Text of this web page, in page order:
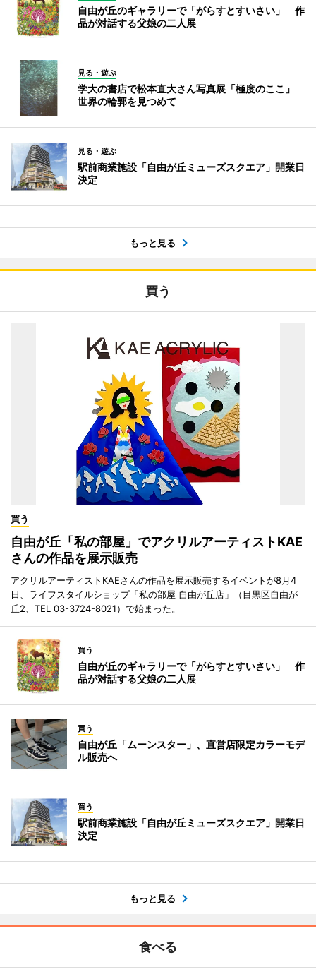
自由が丘のギャラリーで「がらすとすいさい」 作
品が対話する父娘の二人展
見る・遊ぶ
学大の書店で松本直大さん写真展「極度のここ」
世界の輪郭を見つめて
見る・遊ぶ
駅前商業施設「自由が丘ミューズスクエア」開業日
決定
もっと見る
買う
買う
自由が丘「私の部屋」でアクリルアーティストKAE
さんの作品を展示販売
アクリルアーティストKAEさんの作品を展示販売するイベントが8月4
日、ライフスタイルショップ「私の部屋 自由が丘店」（目黒区自由が
丘2、TEL 03-3724-8021）で始まった。
買う
自由が丘のギャラリーで「がらすとすいさい」 作
品が対話する父娘の二人展
買う
自由が丘「ムーンスター」、直営店限定カラーモデ
ル販売へ
買う
駅前商業施設「自由が丘ミューズスクエア」開業日
決定
もっと見る
食べる